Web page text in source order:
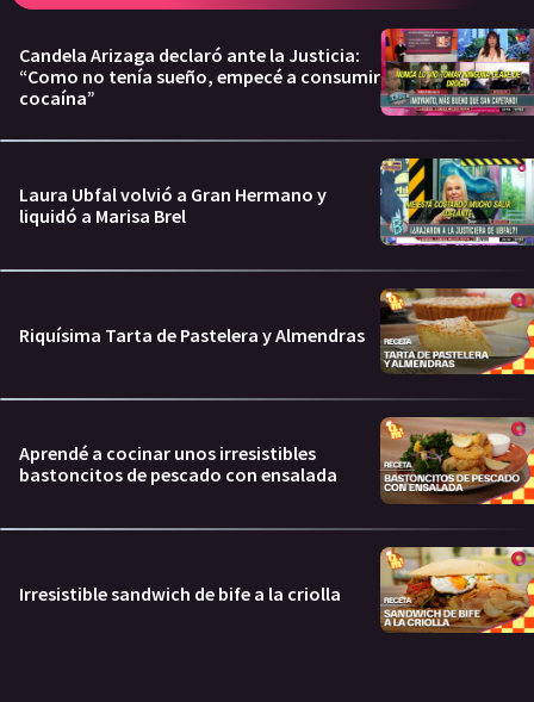
Candela Arizaga declaró ante la Justicia:
“Como no tenía sueño, empecé a consumir
cocaína”
Laura Ubfal volvió a Gran Hermano y
liquidó a Marisa Brel
Riquísima Tarta de Pastelera y Almendras
Aprendé a cocinar unos irresistibles
bastoncitos de pescado con ensalada
Irresistible sandwich de bife a la criolla